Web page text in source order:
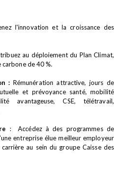
l'innovation et la croissance des
au déploiement du Plan Climat,
de 40 %.
: Rémunération attractive, jours de
et prévoyance santé, mobilité
avantageuse, CSE, télétravail,
: Accédez à des programmes de
entreprise élue meilleur employeur
au sein du groupe Caisse des